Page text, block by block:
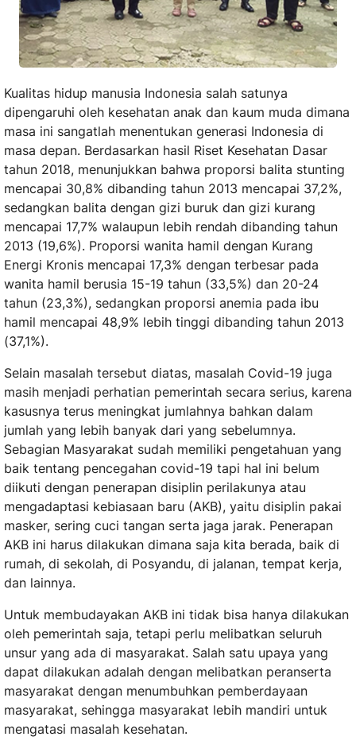
Kualitas hidup manusia Indonesia salah satunya
dipengaruhi oleh kesehatan anak dan kaum muda dimana
masa ini sangatlah menentukan generasi Indonesia di
masa depan. Berdasarkan hasil Riset Kesehatan Dasar
tahun 2018, menunjukkan bahwa proporsi balita stunting
mencapai 30,8% dibanding tahun 2013 mencapai 37,2%,
sedangkan balita dengan gizi buruk dan gizi kurang
mencapai 17,7% walaupun lebih rendah dibanding tahun
2013 (19,6%). Proporsi wanita hamil dengan Kurang
Energi Kronis mencapai 17,3% dengan terbesar pada
wanita hamil berusia 15-19 tahun (33,5%) dan 20-24
tahun (23,3%), sedangkan proporsi anemia pada ibu
hamil mencapai 48,9% lebih tinggi dibanding tahun 2013
(37,1%).
Selain masalah tersebut diatas, masalah Covid-19 juga
masih menjadi perhatian pemerintah secara serius, karena
kasusnya terus meningkat jumlahnya bahkan dalam
jumlah yang lebih banyak dari yang sebelumnya.
Sebagian Masyarakat sudah memiliki pengetahuan yang
baik tentang pencegahan covid-19 tapi hal ini belum
diikuti dengan penerapan disiplin perilakunya atau
mengadaptasi kebiasaan baru (AKB), yaitu disiplin pakai
masker, sering cuci tangan serta jaga jarak. Penerapan
AKB ini harus dilakukan dimana saja kita berada, baik di
rumah, di sekolah, di Posyandu, di jalanan, tempat kerja,
dan lainnya.
Untuk membudayakan AKB ini tidak bisa hanya dilakukan
oleh pemerintah saja, tetapi perlu melibatkan seluruh
unsur yang ada di masyarakat. Salah satu upaya yang
dapat dilakukan adalah dengan melibatkan peranserta
masyarakat dengan menumbuhkan pemberdayaan
masyarakat, sehingga masyarakat lebih mandiri untuk
mengatasi masalah kesehatan.